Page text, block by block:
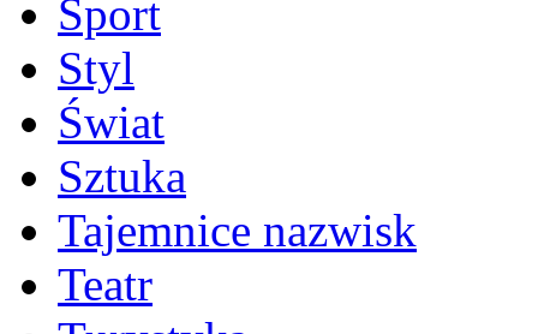
Sport
Styl
Świat
Sztuka
Tajemnice nazwisk
Teatr